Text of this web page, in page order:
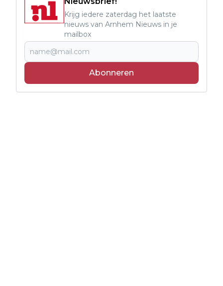
Krijg iedere zaterdag het laatste
nieuws van Arnhem Nieuws in je
mailbox
Abonneren